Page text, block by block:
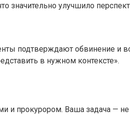
значительно улучшило
подтверждают обвинение и
в нужном контексте».
и прокурором. Ваша задача —